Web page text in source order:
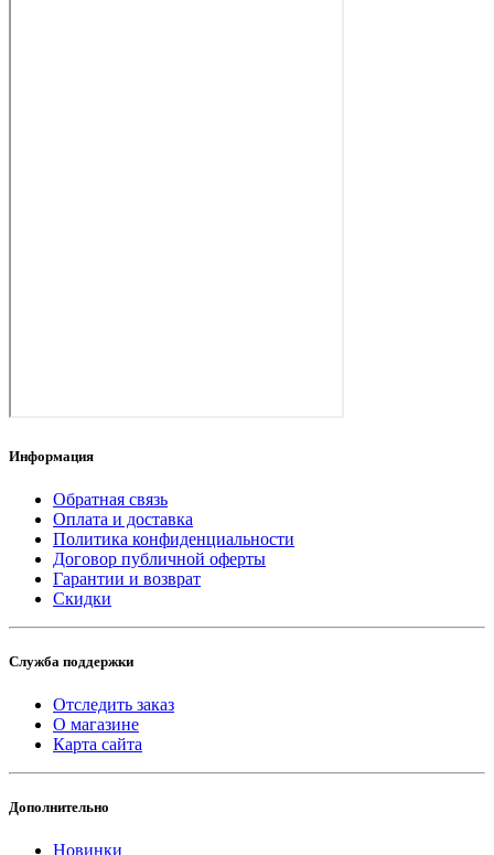
Информация
Обратная связь
Оплата и доставка
Политика конфиденциальности
Договор публичной оферты
Гарантии и возврат
Скидки
Служба поддержки
Отследить заказ
О магазине
Карта сайта
Дополнительно
Новинки